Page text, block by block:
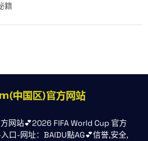
籍
网站💕2026 FIFA World Cup 官方
口-网址：BAIDU點AG💕信誉,安全,